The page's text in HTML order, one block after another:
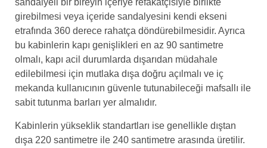
sandalyeli bir bireyin içeriye refakatçisiyle birlikte
girebilmesi veya içeride sandalyesini kendi ekseni
etrafında 360 derece rahatça döndürebilmesidir. Ayrıca
bu kabinlerin kapı genişlikleri en az 90 santimetre
olmalı, kapı acil durumlarda dışarıdan müdahale
edilebilmesi için mutlaka dışa doğru açılmalı ve iç
mekanda kullanıcının güvenle tutunabileceği mafsallı ile
sabit tutunma barları yer almalıdır.
Kabinlerin yükseklik standartları ise genellikle dıştan
dışa 220 santimetre ile 240 santimetre arasında üretilir.